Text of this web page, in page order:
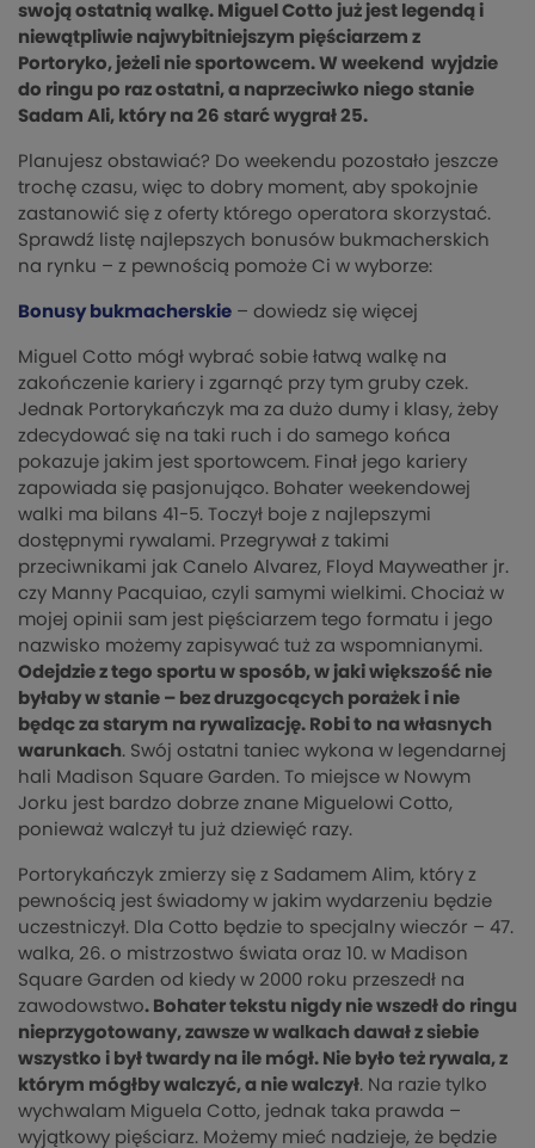
swoją ostatnią walkę. Miguel Cotto już jest legendą i
niewątpliwie najwybitniejszym pięściarzem z
Portoryko, jeżeli nie sportowcem. W weekend wyjdzie
do ringu po raz ostatni, a naprzeciwko niego stanie
Sadam Ali, który na 26 starć wygrał 25.
Planujesz obstawiać? Do weekendu pozostało jeszcze
trochę czasu, więc to dobry moment, aby spokojnie
zastanowić się z oferty którego operatora skorzystać.
Sprawdź listę najlepszych bonusów bukmacherskich
na rynku – z pewnością pomoże Ci w wyborze:
Bonusy bukmacherskie – dowiedz się więcej
Miguel Cotto mógł wybrać sobie łatwą walkę na
zakończenie kariery i zgarnąć przy tym gruby czek.
Jednak Portorykańczyk ma za dużo dumy i klasy, żeby
zdecydować się na taki ruch i do samego końca
pokazuje jakim jest sportowcem. Finał jego kariery
zapowiada się pasjonująco. Bohater weekendowej
walki ma bilans 41-5. Toczył boje z najlepszymi
dostępnymi rywalami. Przegrywał z takimi
przeciwnikami jak Canelo Alvarez, Floyd Mayweather jr.
czy Manny Pacquiao, czyli samymi wielkimi. Chociaż w
mojej opinii sam jest pięściarzem tego formatu i jego
nazwisko możemy zapisywać tuż za wspomnianymi.
Odejdzie z tego sportu w sposób, w jaki większość nie
byłaby w stanie – bez druzgocących porażek i nie
będąc za starym na rywalizację. Robi to na własnych
warunkach. Swój ostatni taniec wykona w legendarnej
hali Madison Square Garden. To miejsce w Nowym
Jorku jest bardzo dobrze znane Miguelowi Cotto,
ponieważ walczył tu już dziewięć razy.
Portorykańczyk zmierzy się z Sadamem Alim, który z
pewnością jest świadomy w jakim wydarzeniu będzie
uczestniczył. Dla Cotto będzie to specjalny wieczór – 47.
walka, 26. o mistrzostwo świata oraz 10. w Madison
Square Garden od kiedy w 2000 roku przeszedł na
zawodowstwo. Bohater tekstu nigdy nie wszedł do ringu
nieprzygotowany, zawsze w walkach dawał z siebie
wszystko i był twardy na ile mógł. Nie było też rywala, z
którym mógłby walczyć, a nie walczył. Na razie tylko
wychwalam Miguela Cotto, jednak taka prawda –
wyjątkowy pięściarz. Możemy mieć nadzieje, że będzie